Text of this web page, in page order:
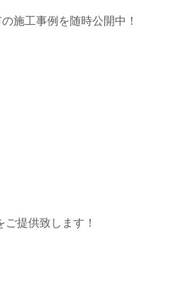
施工事例を随時公開中！
提供致します！